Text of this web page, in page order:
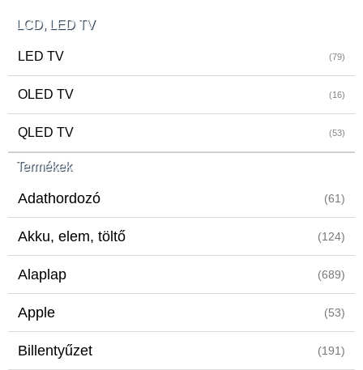
LCD, LED TV
LED TV (79)
OLED TV (16)
QLED TV (53)
Termékek
Adathordozó (61)
Akku, elem, töltő (124)
Alaplap (689)
Apple (53)
Billentyűzet (191)